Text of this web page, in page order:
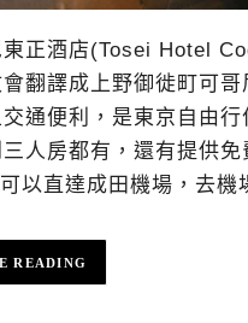
東正酒店(Tosei Hotel
翻譯成上野御徙町可
通便利，是東京自由
人房都有，還有提供
以直達成田機場，去機
READING